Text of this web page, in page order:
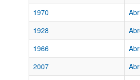
1970
1928
1966
2007